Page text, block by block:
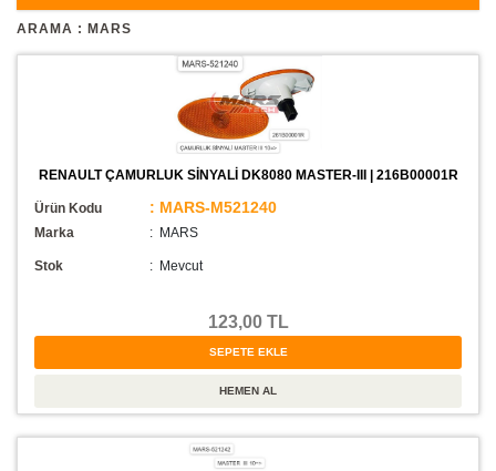
ARAMA : MARS
RENAULT ÇAMURLUK SİNYALİ DK8080 MASTER-III | 216B00001R
Ürün Kodu : MARS-M521240
Marka : MARS
Stok : Mevcut
123,00 TL